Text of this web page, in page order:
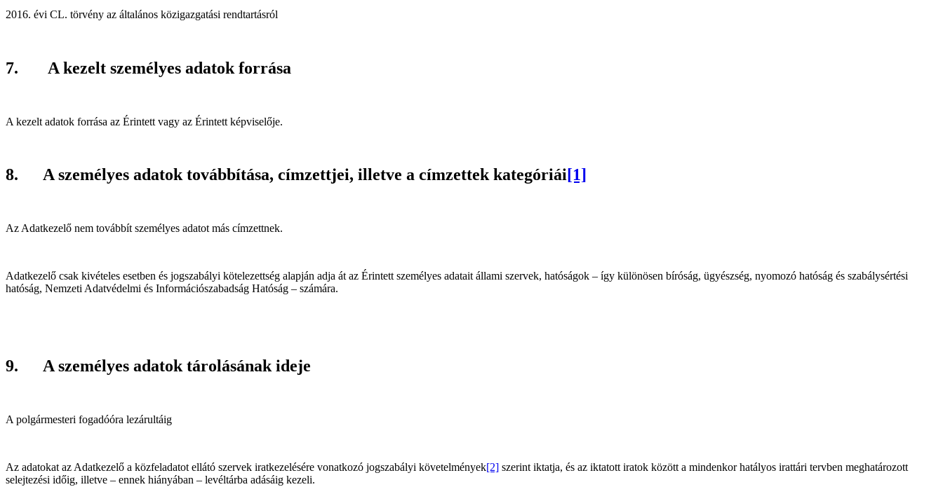
évi CL. törvény az általános közigazgatási rendtartásról
7. A kezelt személyes adatok forrása
A kezelt adatok forrása az Érintett vagy az Érintett képviselője.
8. A személyes adatok továbbítása, címzettjei, illetve a címzettek kategóriái[1]
Az Adatkezelő nem továbbít személyes adatot más címzettnek.
Adatkezelő csak kivételes esetben és jogszabályi kötelezettség alapján adja át az Érintett személyes adatait állami szervek, hatóságok – így különösen bíróság, ügyészség, nyomozó hatóság és szabálysértési
hatóság, Nemzeti Adatvédelmi és Információszabadság Hatóság – számára.
9. A személyes adatok tárolásának ideje
A polgármesteri fogadóóra lezárultáig
Az adatokat az Adatkezelő a közfeladatot ellátó szervek iratkezelésére vonatkozó jogszabályi követelmények[2] szerint iktatja, és az iktatott iratok között a mindenkor hatályos irattári tervben meghatározott
selejtezési időig, illetve – ennek hiányában – levéltárba adásáig kezeli.